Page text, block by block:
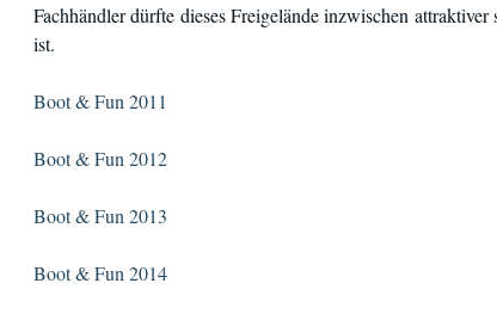
Fachhändler dürfte dieses Freigelände inzwischen
ist.
Boot & Fun 2011
Boot & Fun 2012
Boot & Fun 2013
Boot & Fun 2014